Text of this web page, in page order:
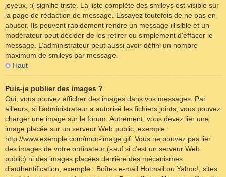
joyeux, :( signifie triste. La liste complète des smileys est visible sur
la page de rédaction de message. Essayez toutefois de ne pas en
abuser. Ils peuvent rapidement rendre un message illisible et un
modérateur peut décider de les retirer ou simplement d’effacer le
message. L’administrateur peut aussi avoir défini un nombre
maximum de smileys par message.
Haut
Puis-je publier des images ?
Oui, vous pouvez afficher des images dans vos messages. Par
ailleurs, si l’administrateur a autorisé les fichiers joints, vous pouvez
charger une image sur le forum. Autrement, vous devez lier une
image placée sur un serveur Web public, exemple :
http://www.exemple.com/mon-image.gif. Vous ne pouvez pas lier
des images de votre ordinateur (sauf si c’est un serveur Web
public) ni des images placées derrière des mécanismes
d’authentification, exemple : Boîtes e-mail Hotmail ou Yahoo!, sites